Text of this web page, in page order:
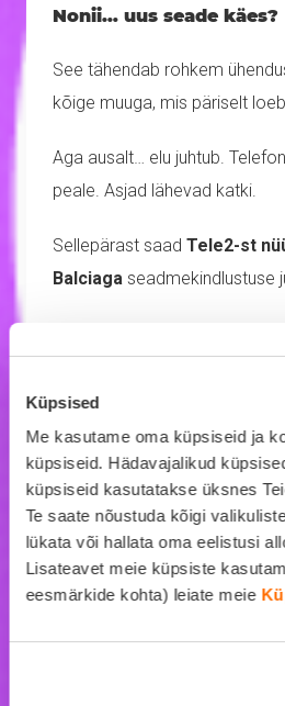
Küpsised
Me kasutame oma küpsiseid ja
küpsiseid. Hädavajalikud
küpsiseid kasutatakse üksnes
Te saate nõustuda kõigi
lükata või hallata oma eelistusi
Lisateavet meie küpsiste
eesmärkide kohta) leiate meie
Nonii… uus seade käes?
See tähendab rohkem
kõige muuga, mis päriselt loeb.
Aga ausalt… elu juhtub.
peale. Asjad lähevad katki.
Sellepärast saad Tele2-st
Balciaga seadmekindlustuse
ainult telefoniga?
Balciaga saad sama
autosse, koju ja mujale
elada oma elu julgelt ja